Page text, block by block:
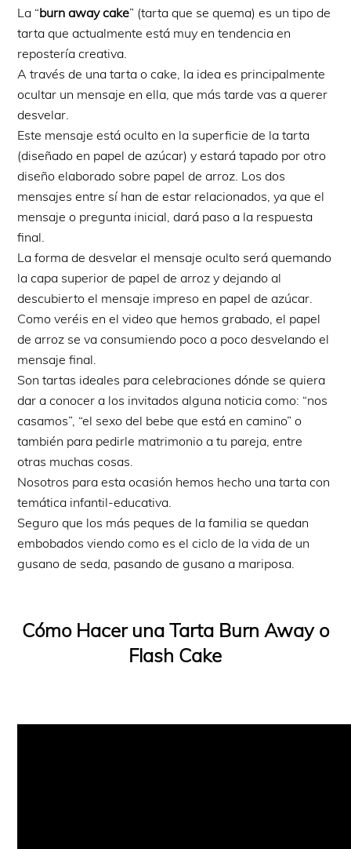
La “burn away cake” (tarta que se quema) es un tipo de
tarta que actualmente está muy en tendencia en
repostería creativa.
A través de una tarta o cake, la idea es principalmente
ocultar un mensaje en ella, que más tarde vas a querer
desvelar.
Este mensaje está oculto en la superficie de la tarta
(diseñado en papel de azúcar) y estará tapado por otro
diseño elaborado sobre papel de arroz. Los dos
mensajes entre sí han de estar relacionados, ya que el
mensaje o pregunta inicial, dará paso a la respuesta
final.
La forma de desvelar el mensaje oculto será quemando
la capa superior de papel de arroz y dejando al
descubierto el mensaje impreso en papel de azúcar.
Como veréis en el video que hemos grabado, el papel
de arroz se va consumiendo poco a poco desvelando el
mensaje final.
Son tartas ideales para celebraciones dónde se quiera
dar a conocer a los invitados alguna noticia como: “nos
casamos”, “el sexo del bebe que está en camino” o
también para pedirle matrimonio a tu pareja, entre
otras muchas cosas.
Nosotros para esta ocasión hemos hecho una tarta con
temática infantil-educativa.
Seguro que los más peques de la familia se quedan
embobados viendo como es el ciclo de la vida de un
gusano de seda, pasando de gusano a mariposa.
Cómo Hacer una Tarta Burn Away o
Flash Cake